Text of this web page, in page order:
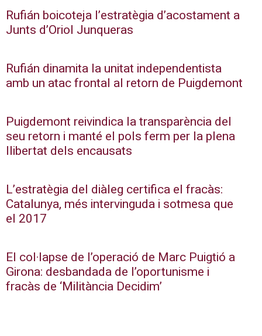
Rufián boicoteja l’estratègia d’acostament a
Junts d’Oriol Junqueras
Rufián dinamita la unitat independentista
amb un atac frontal al retorn de Puigdemont
Puigdemont reivindica la transparència del
seu retorn i manté el pols ferm per la plena
llibertat dels encausats
L’estratègia del diàleg certifica el fracàs:
Catalunya, més intervinguda i sotmesa que
el 2017
El col·lapse de l’operació de Marc Puigtió a
Girona: desbandada de l’oportunisme i
fracàs de ‘Militància Decidim’